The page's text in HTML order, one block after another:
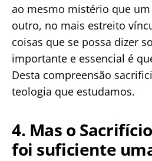
ao mesmo mistério que
outro, no mais estreito
coisas que se possa dizer
importante e essencial é
Desta compreensão
teologia que estudamos.
4. Mas o
foi suficiente